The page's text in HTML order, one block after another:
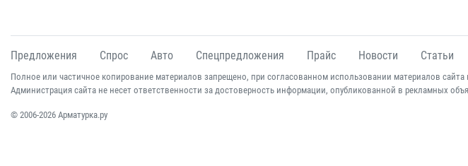
Предложения Спрос Авто Спецпредложения Прайс Новости Статьи
Полное или частичное копирование материалов запрещено, при согласованном использовании материалов сайта
Администрация сайта не несет ответственности за достоверность информации, опубликованной в рекламных
© 2006-2026 Арматурка.ру